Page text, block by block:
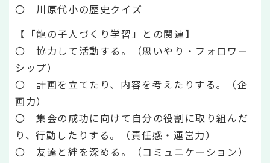
〇 川原代小の歴史クイズ
【「龍の子人づくり学習」との関連】
〇 協力して活動する。（思いやり・フォロワー
シップ）
〇 計画を立てたり、内容を考えたりする。（企
画力）
〇 集会の成功に向けて自分の役割に取り組んだ
り、行動したりする。（責任感・運営力）
〇 友達と絆を深める。（コミュニケーション）